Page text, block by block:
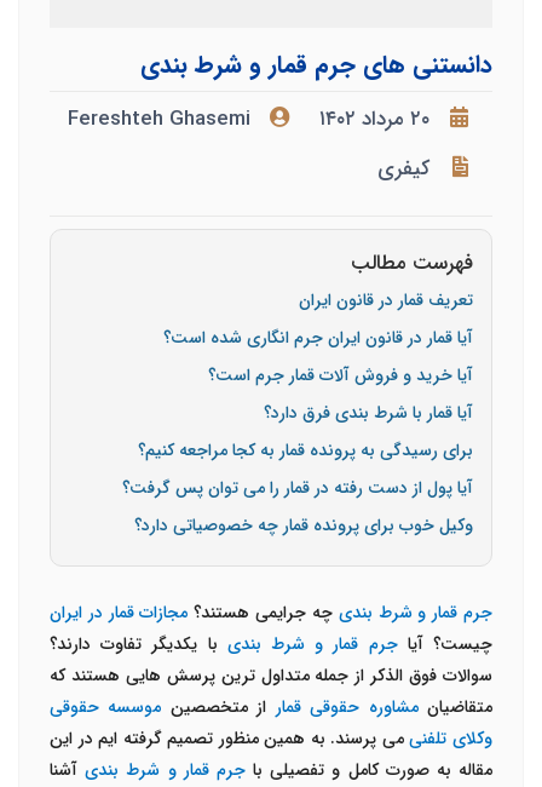
دانستنی های جرم قمار و شرط بندی
۲۰ مرداد ۱۴۰۲
Fereshteh Ghasemi
کیفری
فهرست مطالب
تعریف قمار در قانون ایران
آیا قمار در قانون ایران جرم انگاری شده است؟
آیا خرید و فروش آلات قمار جرم است؟
آیا قمار با شرط بندی فرق دارد؟
برای رسیدگی به پرونده قمار به کجا مراجعه کنیم؟
آیا پول از دست رفته در قمار را می توان پس گرفت؟
وکیل خوب برای پرونده قمار چه خصوصیاتی دارد؟
جرم قمار و شرط بندی چه جرایمی هستند؟ مجازات قمار در ایران
چیست؟ آیاجرم قمار و شرط بندی با یکدیگر تفاوت دارند؟
سوالات فوق الذکر از جمله متداول ترین پرسش هایی هستند که
متقاضیانمشاوره حقوقی قمار از متخصصین موسسه حقوقی
وکلای تلفنیمی پرسند. به همین منظور تصمیم گرفته ایم در این
مقاله به صورت کامل و تفصیلی باجرم قمار و شرط بندیآشنا